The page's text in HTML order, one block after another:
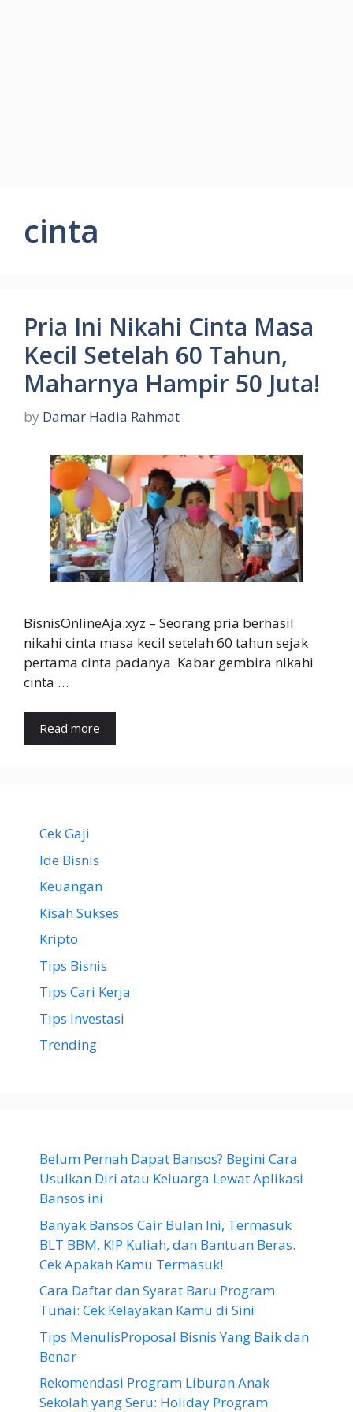
cinta
Pria Ini Nikahi Cinta Masa
Kecil Setelah 60 Tahun,
Maharnya Hampir 50 Juta!
by Damar Hadia Rahmat
BisnisOnlineAja.xyz – Seorang pria berhasil
nikahi cinta masa kecil setelah 60 tahun sejak
pertama cinta padanya. Kabar gembira nikahi
cinta …
Read more
Cek Gaji
Ide Bisnis
Keuangan
Kisah Sukses
Kripto
Tips Bisnis
Tips Cari Kerja
Tips Investasi
Trending
Belum Pernah Dapat Bansos? Begini Cara
Usulkan Diri atau Keluarga Lewat Aplikasi
Bansos ini
Banyak Bansos Cair Bulan Ini, Termasuk
BLT BBM, KIP Kuliah, dan Bantuan Beras.
Cek Apakah Kamu Termasuk!
Cara Daftar dan Syarat Baru Program
Tunai: Cek Kelayakan Kamu di Sini
Tips MenulisProposal Bisnis Yang Baik dan
Benar
Rekomendasi Program Liburan Anak
Sekolah yang Seru: Holiday Program